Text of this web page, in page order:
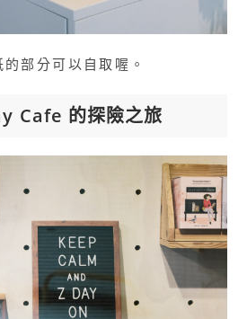
部分可以自取喔。
Cafe 的探險之旅